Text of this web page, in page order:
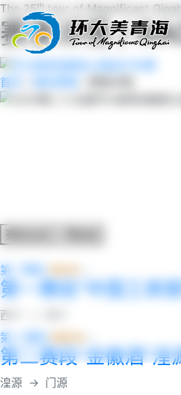
The 25ᵗʰ tour of Magnificent
赛事详情 /
首页
赛段信息
第 1 赛段
第一赛段“中国工商
西宁
第 2 赛段
第二赛段“金徽酒”湟
湟源 → 门源